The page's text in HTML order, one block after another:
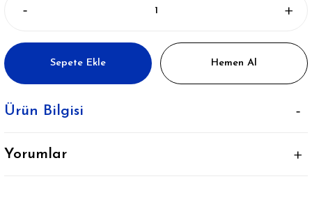
Sepete Ekle Hemen Al
Ürün Bilgisi
Yorumlar